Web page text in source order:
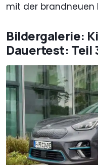
mit der brandneuen
Bildergalerie:
Dauertest: Teil